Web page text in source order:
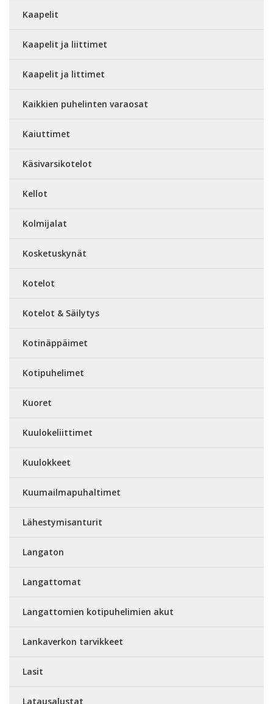
Kaapelit
Kaapelit ja liittimet
Kaapelit ja littimet
Kaikkien puhelinten varaosat
Kaiuttimet
Käsivarsikotelot
Kellot
Kolmijalat
Kosketuskynät
Kotelot
Kotelot & Säilytys
Kotinäppäimet
Kotipuhelimet
Kuoret
Kuulokeliittimet
Kuulokkeet
Kuumailmapuhaltimet
Lähestymisanturit
Langaton
Langattomat
Langattomien kotipuhelimien akut
Lankaverkon tarvikkeet
Lasit
Latausalustat